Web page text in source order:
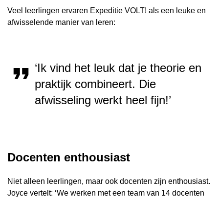
Veel leerlingen ervaren Expeditie VOLT! als een leuke en
afwisselende manier van leren:
‘Ik vind het leuk dat je theorie en
praktijk combineert. Die
afwisseling werkt heel fijn!’
Docenten enthousiast
Niet alleen leerlingen, maar ook docenten zijn enthousiast.
Joyce vertelt: ‘We werken met een team van 14 docenten